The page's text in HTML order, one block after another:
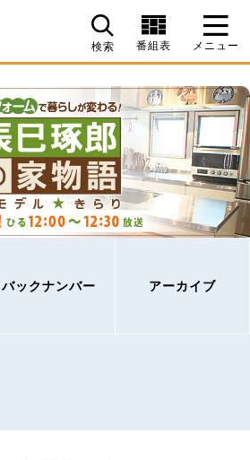
検索 番組表 メニュー
バックナンバー アーカイブ